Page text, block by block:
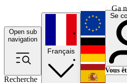
Ga
Open sub
navigation
Recherche
Français
English
Deutsch
Se
Vous